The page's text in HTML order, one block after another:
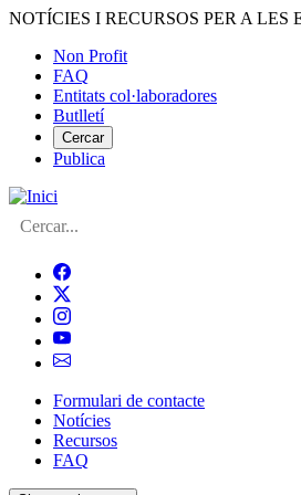
Vés
contingut
NOTÍCIES I RECURSOS PER A
Menú
del
compte
d'usuari
Non Profit
FAQ
Entitats col·laboradores
Butlletí
Cercar
Publica
Cerca
Navegació
principal
de
Formulari de contacte
Notícies
Recursos
FAQ